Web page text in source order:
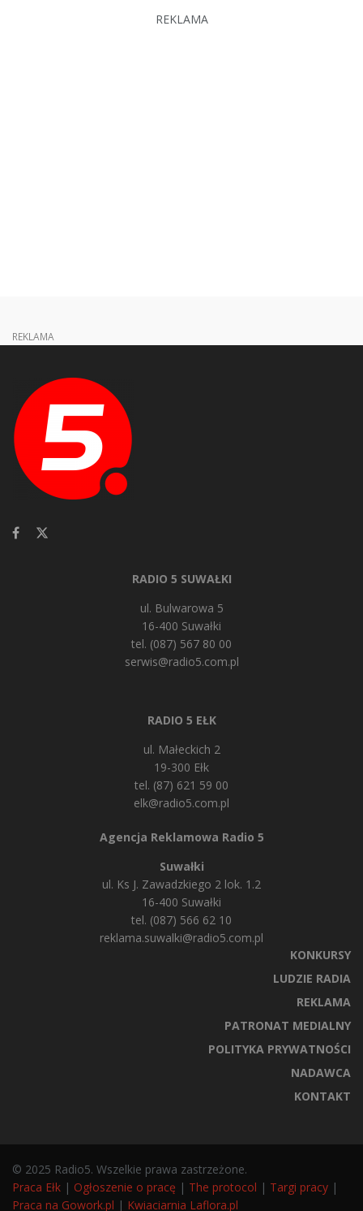
REKLAMA
REKLAMA
RADIO 5 SUWAŁKI
ul. Bulwarowa 5
16-400 Suwałki
tel. (087) 567 80 00
serwis@radio5.com.pl
RADIO 5 EŁK
ul. Małeckich 2
19-300 Ełk
tel. (87) 621 59 00
elk@radio5.com.pl
Agencja Reklamowa Radio 5
Suwałki
ul. Ks J. Zawadzkiego 2 lok. 1.2
16-400 Suwałki
tel. (087) 566 62 10
reklama.suwalki@radio5.com.pl
KONKURSY
LUDZIE RADIA
REKLAMA
PATRONAT MEDIALNY
POLITYKA PRYWATNOŚCI
NADAWCA
KONTAKT
© 2025 Radio5. Wszelkie prawa zastrzeżone.
Praca Ełk | Ogłoszenie o pracę | The protocol | Targi pracy |
Praca na Gowork.pl | Kwiaciarnia Laflora.pl